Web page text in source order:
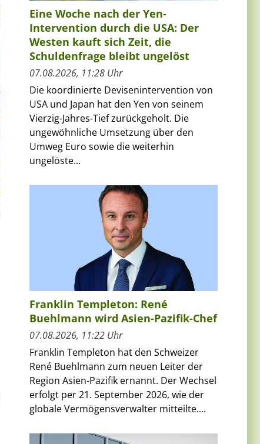
Eine Woche nach der Yen-
Intervention durch die USA: Der
Westen kauft sich Zeit, die
Schuldenfrage bleibt ungelöst
07.08.2026, 11:28 Uhr
Die koordinierte Devisenintervention von
USA und Japan hat den Yen von seinem
Vierzig-Jahres-Tief zurückgeholt. Die
ungewöhnliche Umsetzung über den
Umweg Euro sowie die weiterhin
ungelöste...
Franklin Templeton: René
Buehlmann wird Asien-Pazifik-Chef
07.08.2026, 11:22 Uhr
Franklin Templeton hat den Schweizer
René Buehlmann zum neuen Leiter der
Region Asien-Pazifik ernannt. Der Wechsel
erfolgt per 21. September 2026, wie der
globale Vermögensverwalter mitteilte....